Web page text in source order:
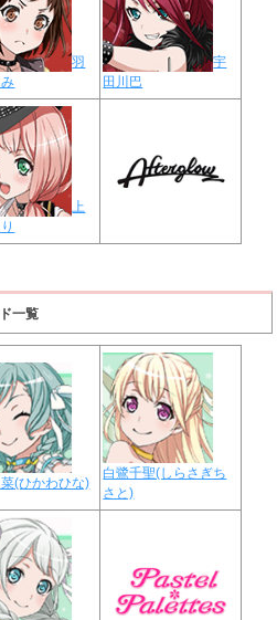
羽
宇
田川巴
上
一覧
(ひかわひな)
白鷺千聖(しらさぎち
さと)